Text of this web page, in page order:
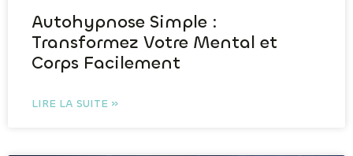
Autohypnose Simple :
Transformez Votre Mental et
Corps Facilement
LIRE LA SUITE »